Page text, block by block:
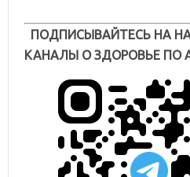
ПОДПИСЫВАЙТЕСЬ НА
КАНАЛЫ О ЗДОРОВЬЕ ПО